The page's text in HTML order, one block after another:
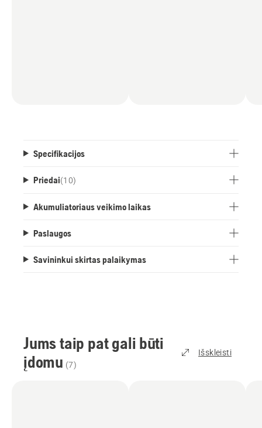
Specifikacijos
Priedai(10)
Akumuliatoriaus veikimo laikas
Paslaugos
Savininkui skirtas palaikymas
Jums taip pat gali būti
įdomu (7)
Išskleisti